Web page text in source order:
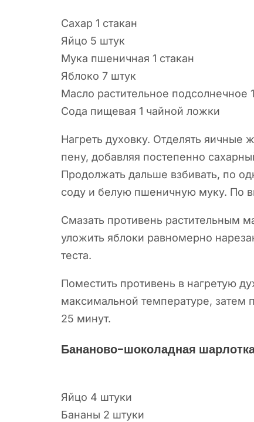
Сахар 1 стакан
Яйцо 5 штук
Мука пшеничная 1 стакан
Яблоко 7 штук
Масло растительное подсолнечное
Сода пищевая 1 чайной ложки
Нагреть духовку. Отделять яичные
пену, добавляя постепенно
Продолжать дальше взбивать, по
соду и белую пшеничную муку. По
Смазать противень растительным
уложить яблоки равномерно
теста.
Поместить противень в нагретую
максимальной температуре, затем
25 минут.
Бананово-шоколадная
Яйцо 4 штуки
Бананы 2 штуки